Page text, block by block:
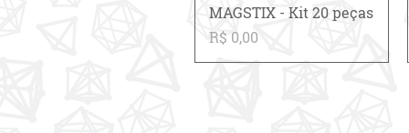
Visualização rápida
MAGSTIX - Kit 20 peças
Preço
R$ 0,00